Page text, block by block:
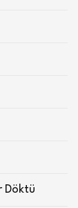
Döktü